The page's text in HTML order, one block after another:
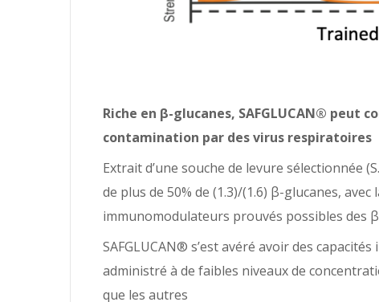
Riche en β-glucanes, SAFGLUCAN® peut
contamination par des virus respiratoires
Extrait d’une souche de levure sélectionnée
de plus de 50% de (1.3)/(1.6) β-glucanes,
immunomodulateurs prouvés possibles des
SAFGLUCAN® s’est avéré avoir des
administré à de faibles niveaux de
que les autres